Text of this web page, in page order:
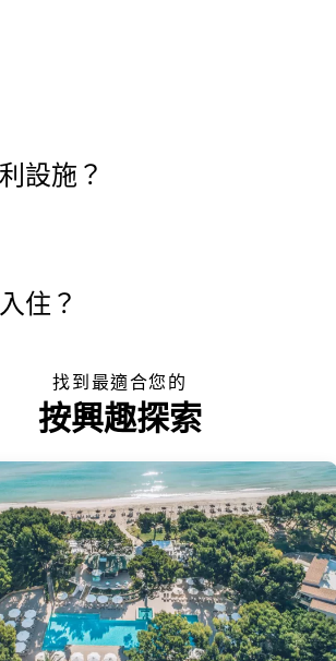
設施？
住？
找到最適合您的
按興趣探索